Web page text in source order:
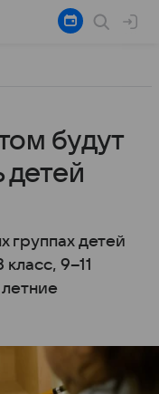
будут
детей
группах детей
9–11